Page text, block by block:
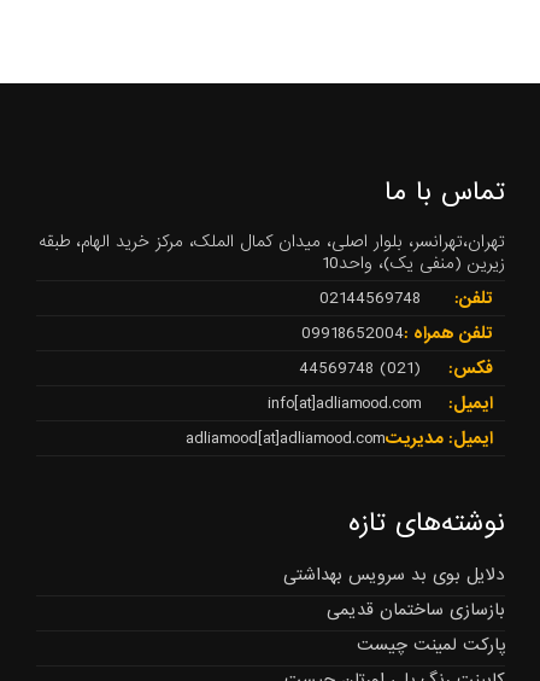
تماس با ما
تهران،تهرانسر، بلوار اصلی، میدان کمال الملک، مرکز خرید الهام، طبقه
زیرین (منفی یک)، واحد10
تلفن:
02144569748
تلفن همراه :09918652004
فکس:
(021) 44569748
ایمیل:
info[at]adliamood.com
ایمیل: مدیریتadliamood[at]adliamood.com
نوشته‌های تازه
دلایل بوی بد سرویس بهداشتی
بازسازی ساختمان قدیمی
پارکت لمینت چیست